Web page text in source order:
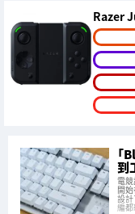
Razer
「
到
電競
開
設
編